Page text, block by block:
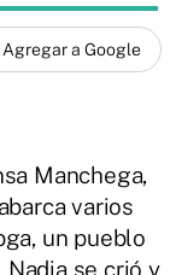
Agregar a Google
Manchega,
varios
un pueblo
Nadia se crió y